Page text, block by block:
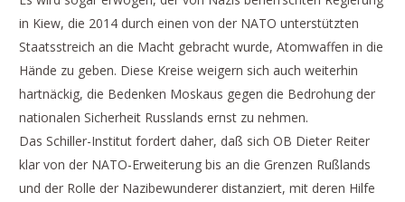
in Kiew, die 2014 durch einen von der NATO unterstützten
Staatsstreich an die Macht gebracht wurde, Atomwaffen in die
Hände zu geben. Diese Kreise weigern sich auch weiterhin
hartnäckig, die Bedenken Moskaus gegen die Bedrohung der
nationalen Sicherheit Russlands ernst zu nehmen.
Das Schiller-Institut fordert daher, daß sich OB Dieter Reiter
klar von der NATO-Erweiterung bis an die Grenzen Rußlands
und der Rolle der Nazibewunderer distanziert, mit deren Hilfe